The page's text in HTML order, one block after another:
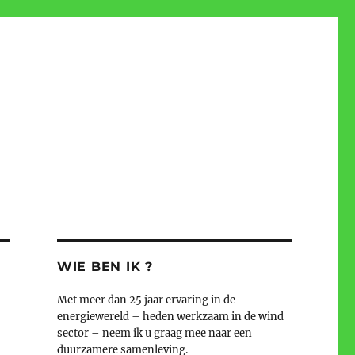
WIE BEN IK ?
Met meer dan 25 jaar ervaring in de
energiewereld – heden werkzaam in de wind
sector – neem ik u graag mee naar een
duurzamere samenleving.